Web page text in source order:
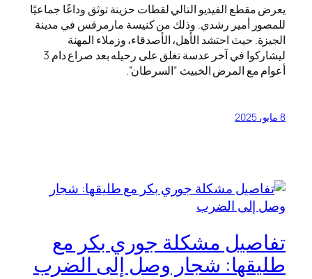
يعرض مقطع الفيديو التالي لقطات حزينة توثق وداعًا جماعيًا
للمصور أمير رشدي. وذلك من كنيسة مارمرقس في مدينة
الجيزة. حيث احتشد الأهل، الأصدقاء، وزملاء المهنة
ليشاركوا في آخر عدسة تغلق على رحيله بعد صراع دام 3
أعوام مع المرض الخبيث “السرطان”.
8 مايو، 2025
تفاصيل مشكلة جوري بكر مع
طليقها: شجار وصل إلى الضرب